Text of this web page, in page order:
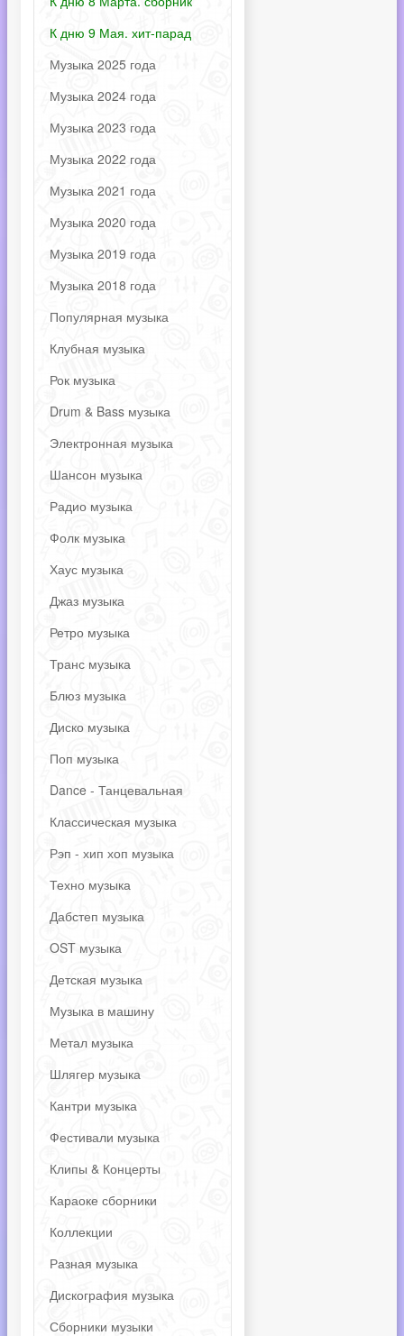
К дню 9 Мая. хит-парад
Музыка 2025 года
Музыка 2024 года
Музыка 2023 года
Музыка 2022 года
Музыка 2021 года
Музыка 2020 года
Музыка 2019 года
Музыка 2018 года
Популярная музыка
Клубная музыка
Рок музыка
Drum & Bass музыка
Электронная музыка
Шансон музыка
Радио музыка
Фолк музыка
Хаус музыка
Джаз музыка
Ретро музыка
Транс музыка
Блюз музыка
Диско музыка
Поп музыка
Dance - Танцевальная
Классическая музыка
Рэп - хип хоп музыка
Техно музыка
Дабстеп музыка
OST музыка
Детская музыка
Музыка в машину
Метал музыка
Шлягер музыка
Кантри музыка
Фестивали музыка
Клипы & Концерты
Караоке сборники
Коллекции
Разная музыка
Дискография музыка
Сборники музыки